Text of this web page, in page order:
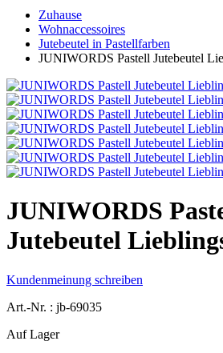
Zuhause
Wohnaccessoires
Jutebeutel in Pastellfarben
JUNIWORDS Pastell Jutebeutel
JUNIWORDS
Jutebeutel
Kundenmeinung schreiben
Art.-Nr. : jb-69035
Auf Lager